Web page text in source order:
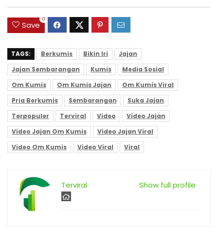
Save
0
TAGS: Berkumis Bikin Iri
Jajan
Jajan Sembarangan
Kumis
Media Sosial
Om Kumis
Om Kumis Jajan
Om Kumis Viral
Pria Berkumis
Sembarangan
Suka Jajan
Terpopuler
Terviral Video
Video Jajan
Video Jajan Om Kumis
Video Jajan Viral
Video Om Kumis
Video Viral Viral
Show full profile
Terviral